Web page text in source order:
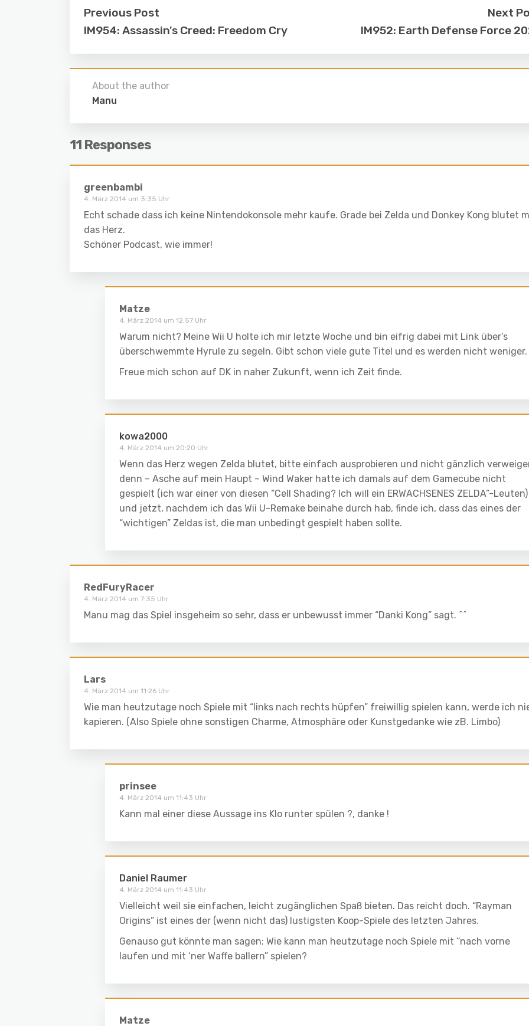
Previous Post
IM954: Assassin's Creed: Freedom Cry
Next
IM952: Earth Defense Force
About the author
Manu
11 Responses
greenbambi
4. März 2014 um 3:35 Uhr
Echt schade dass ich keine Nintendokonsole mehr kaufe. Grade bei Zelda und Donkey Kong blutet
das Herz.
Schöner Podcast, wie immer!
Matze
4. März 2014 um 12:57 Uhr
Warum nicht? Meine Wii U holte ich mir letzte Woche und bin eifrig dabei mit Link über’s
überschwemmte Hyrule zu segeln. Gibt schon viele gute Titel und es werden nicht weniger.
Freue mich schon auf DK in naher Zukunft, wenn ich Zeit finde.
kowa2000
4. März 2014 um 20:20 Uhr
Wenn das Herz wegen Zelda blutet, bitte einfach ausprobieren und nicht gänzlich
denn – Asche auf mein Haupt – Wind Waker hatte ich damals auf dem Gamecube nicht
gespielt (ich war einer von diesen “Cell Shading? Ich will ein ERWACHSENES ZELDA”-Leuten)
und jetzt, nachdem ich das Wii U-Remake beinahe durch hab, finde ich, dass das eines der
“wichtigen” Zeldas ist, die man unbedingt gespielt haben sollte.
RedFuryRacer
4. März 2014 um 7:35 Uhr
Manu mag das Spiel insgeheim so sehr, dass er unbewusst immer “Danki Kong” sagt. ^^
Lars
4. März 2014 um 11:26 Uhr
Wie man heutzutage noch Spiele mit “links nach rechts hüpfen” freiwillig spielen kann, werde ich
kapieren. (Also Spiele ohne sonstigen Charme, Atmosphäre oder Kunstgedanke wie zB. Limbo)
prinsee
4. März 2014 um 11:43 Uhr
Kann mal einer diese Aussage ins Klo runter spülen ?, danke !
Daniel Raumer
4. März 2014 um 11:43 Uhr
Vielleicht weil sie einfachen, leicht zugänglichen Spaß bieten. Das reicht doch. “Rayman
Origins” ist eines der (wenn nicht das) lustigsten Koop-Spiele des letzten Jahres.
Genauso gut könnte man sagen: Wie kann man heutzutage noch Spiele mit “nach vorne
laufen und mit ‘ner Waffe ballern” spielen?
Matze